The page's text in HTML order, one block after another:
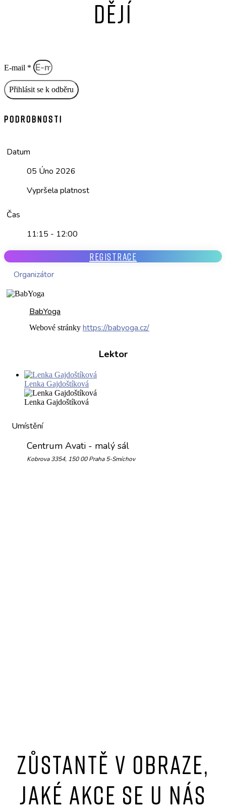
dějí
E-mail *
Přihlásit se k odběru
Podrobnosti
Datum
05 Úno 2026
Vypršela platnost
Čas
11:15 - 12:00
REGISTRACE
Organizátor
BabYoga
Webové stránky https://babyoga.cz/
Lektor
Lenka Gajdoštíková
Lenka Gajdoštíková
Umístění
Centrum Avati - malý sál
Kobrova 3354, 150 00 Praha 5-Smíchov
Zůstantě v obraze,
jaké akce se u nás